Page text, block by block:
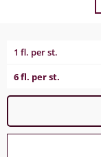
1 fl. per st.
6 fl. per st.